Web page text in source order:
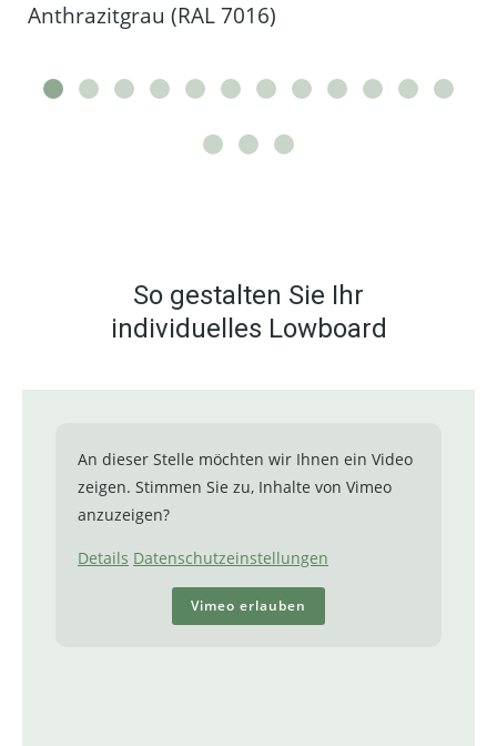
Anthrazitgrau (RAL 7016)
So gestalten Sie Ihr
individuelles Lowboard
An dieser Stelle möchten wir Ihnen ein Video
zeigen. Stimmen Sie zu, Inhalte von Vimeo
anzuzeigen?
Details Datenschutzeinstellungen
Vimeo erlauben